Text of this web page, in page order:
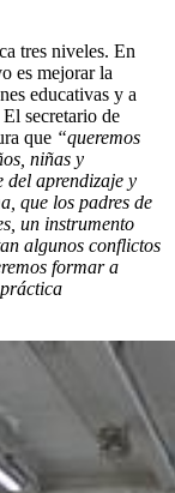
tres niveles. En
es mejorar la
educativas y a
secretario de
que “queremos
niñas y
del aprendizaje y
que los padres de
un instrumento
algunos conflictos
formar a